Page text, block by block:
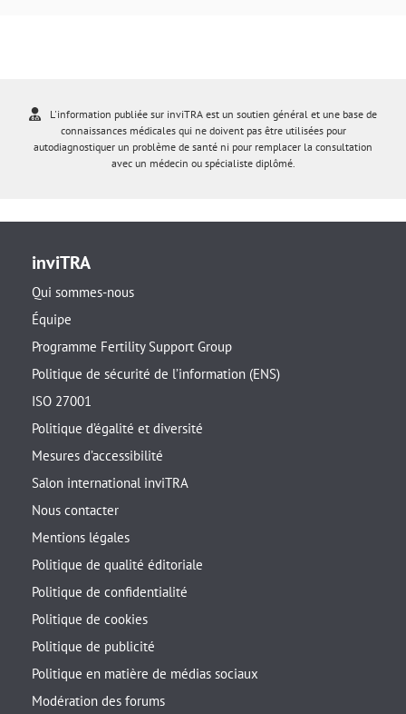
L'information publiée sur inviTRA est un soutien général et une base de
connaissances médicales qui ne doivent pas être utilisées pour
autodiagnostiquer un problème de santé ni pour remplacer la consultation
avec un médecin ou spécialiste diplômé.
inviTRA
Qui sommes-nous
Équipe
Programme Fertility Support Group
Politique de sécurité de l’information (ENS)
ISO 27001
Politique d’égalité et diversité
Mesures d’accessibilité
Salon international inviTRA
Nous contacter
Mentions légales
Politique de qualité éditoriale
Politique de confidentialité
Politique de cookies
Politique de publicité
Politique en matière de médias sociaux
Modération des forums